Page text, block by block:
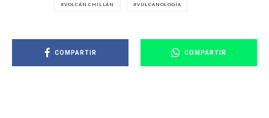
VOLCÁN CHILLÁN VULCANOLOGÍA
COMPARTIR COMPARTIR